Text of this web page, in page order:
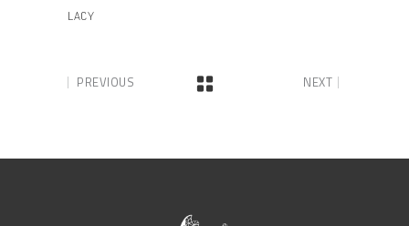
LACY
PREVIOUS NEXT